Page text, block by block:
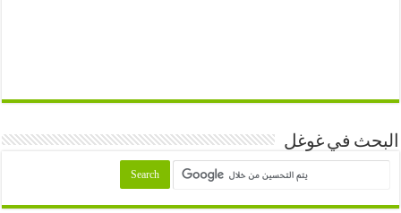
البحث في غوغل